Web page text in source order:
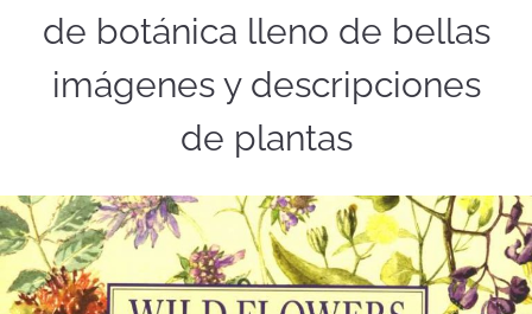
de botánica lleno de bellas
imágenes y descripciones
de plantas